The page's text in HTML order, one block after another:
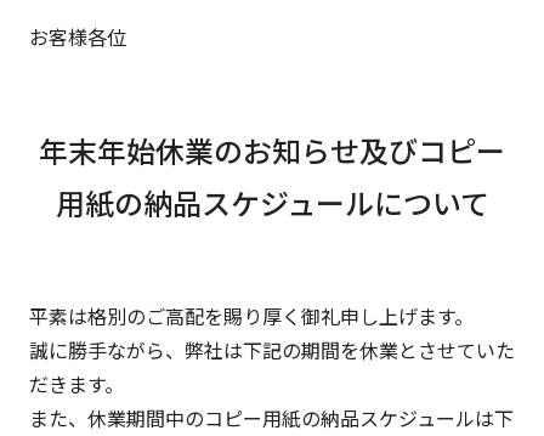
お客様各位
年末年始休業のお知らせ及びコピー
用紙の納品スケジュールについて
平素は格別のご高配を賜り厚く御礼申し上げます。
誠に勝手ながら、弊社は下記の期間を休業とさせていた
だきます。
また、休業期間中のコピー用紙の納品スケジュールは下